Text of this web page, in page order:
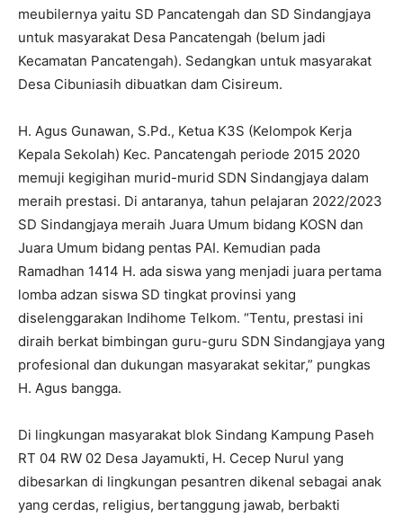
meubilernya yaitu SD Pancatengah dan SD Sindangjaya
untuk masyarakat Desa Pancatengah (belum jadi
Kecamatan Pancatengah). Sedangkan untuk masyarakat
Desa Cibuniasih dibuatkan dam Cisireum.
H. Agus Gunawan, S.Pd., Ketua K3S (Kelompok Kerja
Kepala Sekolah) Kec. Pancatengah periode 2015 2020
memuji kegigihan murid-murid SDN Sindangjaya dalam
meraih prestasi. Di antaranya, tahun pelajaran 2022/2023
SD Sindangjaya meraih Juara Umum bidang KOSN dan
Juara Umum bidang pentas PAI. Kemudian pada
Ramadhan 1414 H. ada siswa yang menjadi juara pertama
lomba adzan siswa SD tingkat provinsi yang
diselenggarakan Indihome Telkom. “Tentu, prestasi ini
diraih berkat bimbingan guru-guru SDN Sindangjaya yang
profesional dan dukungan masyarakat sekitar,” pungkas
H. Agus bangga.
Di lingkungan masyarakat blok Sindang Kampung Paseh
RT 04 RW 02 Desa Jayamukti, H. Cecep Nurul yang
dibesarkan di lingkungan pesantren dikenal sebagai anak
yang cerdas, religius, bertanggung jawab, berbakti